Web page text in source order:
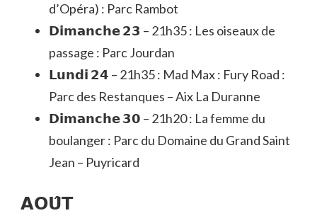
d’Opéra) : Parc Rambot
𝗗𝗶𝗺𝗮𝗻𝗰𝗵𝗲 𝟮𝟯 – 21h35 : Les oiseaux de
passage : Parc Jourdan
𝗟𝘂𝗻𝗱𝗶 𝟮𝟰 – 21h35 : Mad Max : Fury Road :
Parc des Restanques – Aix La Duranne
𝗗𝗶𝗺𝗮𝗻𝗰𝗵𝗲 𝟯𝟬 – 21h20 : La femme du
boulanger : Parc du Domaine du Grand Saint
Jean – Puyricard
𝗔𝗢𝗨̂𝗧